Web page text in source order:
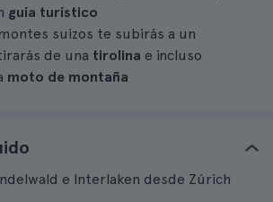
guía turístico
suizos te subirás a un
de una tirolina e incluso
moto de montaña
e Interlaken desde Zúrich